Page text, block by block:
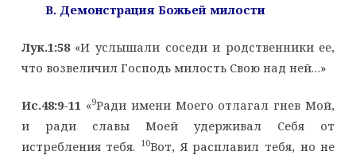
B. Демонстрация Божьей милости
Лук.1:58«И услышали соседи и родственники ее,
что возвеличил Господь милость Свою над ней…»
Ис.48:9-11 «9Ради имени Моего отлагал гнев Мой,
и ради славы Моей удерживал Себя от
истребления тебя. 10Вот, Я расплавил тебя, но не